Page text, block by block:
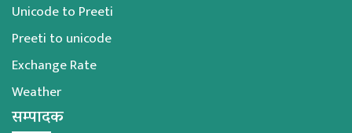
Unicode to Preeti
Preeti to unicode
Exchange Rate
Weather
सम्पादक